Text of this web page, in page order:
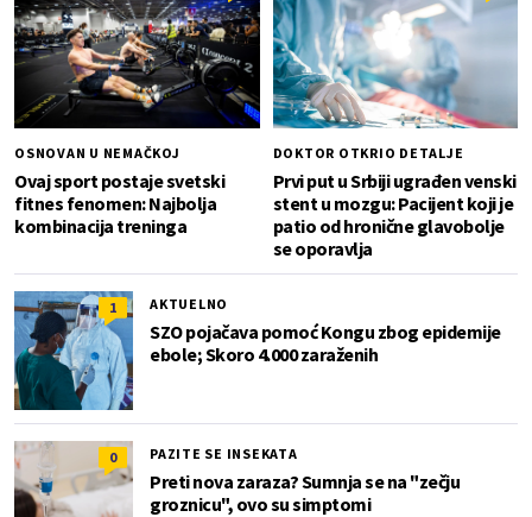
OSNOVAN U NEMAČKOJ
Ovaj sport postaje svetski
fitnes fenomen: Najbolja
kombinacija treninga
DOKTOR OTKRIO DETALJE
Prvi put u Srbiji ugrađen venski
stent u mozgu: Pacijent koji je
patio od hronične glavobolje
se oporavlja
1 AKTUELNO
SZO pojačava pomoć Kongu zbog epidemije
ebole; Skoro 4.000 zaraženih
0 PAZITE SE INSEKATA
Preti nova zaraza? Sumnja se na "zečju
groznicu", ovo su simptomi